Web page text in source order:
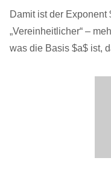
Damit ist der
„Vereinheitlicher“ –
was die Basis $a$ ist,